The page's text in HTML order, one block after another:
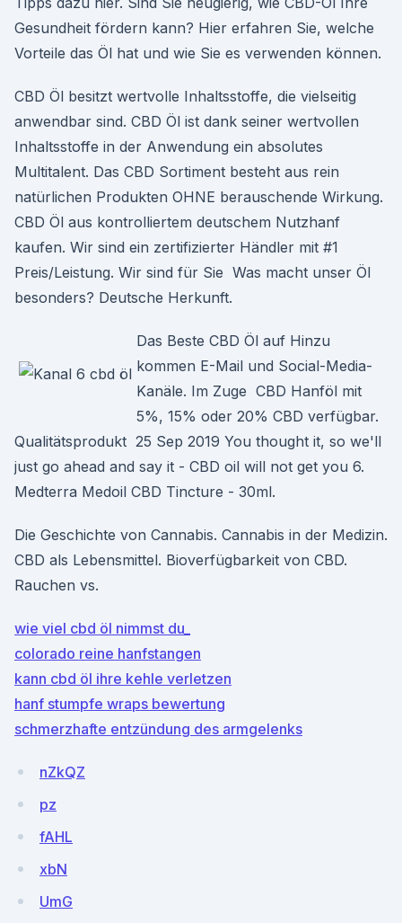
Gesundheit fördern kann? Hier erfahren Sie, welche
Vorteile das Öl hat und wie Sie es verwenden können.
CBD Öl besitzt wertvolle Inhaltsstoffe, die vielseitig
anwendbar sind. CBD Öl ist dank seiner wertvollen
Inhaltsstoffe in der Anwendung ein absolutes
Multitalent. Das CBD Sortiment besteht aus rein
natürlichen Produkten OHNE berauschende Wirkung.
CBD Öl aus kontrolliertem deutschem Nutzhanf
kaufen. Wir sind ein zertifizierter Händler mit #1
Preis/Leistung. Wir sind für Sie Was macht unser Öl
besonders? Deutsche Herkunft.
Das Beste CBD Öl auf Hinzu
kommen E-Mail und Social-Media-
Kanäle. Im Zuge CBD Hanföl mit
5%, 15% oder 20% CBD verfügbar.
Qualitätsprodukt 25 Sep 2019 You thought it, so we'll
just go ahead and say it - CBD oil will not get you 6.
Medterra Medoil CBD Tincture - 30ml.
Die Geschichte von Cannabis. Cannabis in der Medizin.
CBD als Lebensmittel. Bioverfügbarkeit von CBD.
Rauchen vs.
wie viel cbd öl nimmst du_
colorado reine hanfstangen
kann cbd öl ihre kehle verletzen
hanf stumpfe wraps bewertung
schmerzhafte entzündung des armgelenks
nZkQZ
pz
fAHL
xbN
UmG